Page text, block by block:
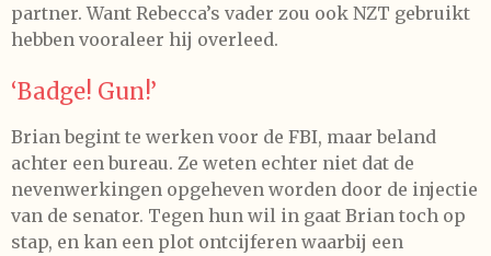
partner. Want Rebecca’s vader zou ook NZT gebruikt
hebben vooraleer hij overleed.
‘Badge! Gun!’
Brian begint te werken voor de FBI, maar beland
achter een bureau. Ze weten echter niet dat de
nevenwerkingen opgeheven worden door de injectie
van de senator. Tegen hun wil in gaat Brian toch op
stap, en kan een plot ontcijferen waarbij een